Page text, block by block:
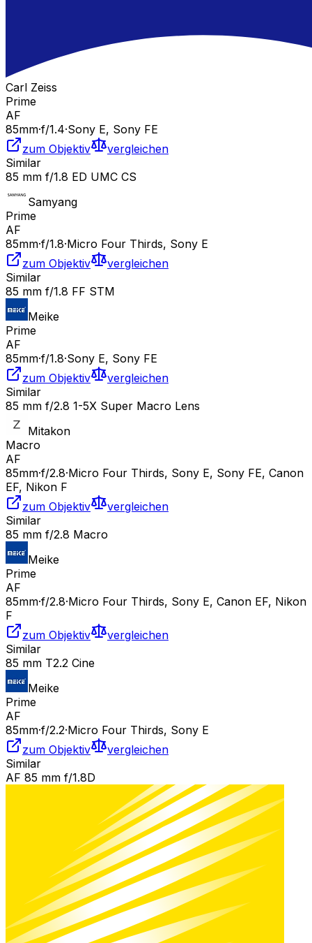
Carl Zeiss
Prime
AF
85mm·f/1.4·Sony E, Sony FE
zum Objektiv
vergleichen
Similar
85 mm f/1.8 ED UMC CS
Samyang
Prime
AF
85mm·f/1.8·Micro Four Thirds, Sony E
zum Objektiv
vergleichen
Similar
85 mm f/1.8 FF STM
Meike
Prime
AF
85mm·f/1.8·Sony E, Sony FE
zum Objektiv
vergleichen
Similar
85 mm f/2.8 1-5X Super Macro Lens
Mitakon
Macro
AF
85mm·f/2.8·Micro Four Thirds, Sony E, Sony FE, Canon
EF, Nikon F
zum Objektiv
vergleichen
Similar
85 mm f/2.8 Macro
Meike
Prime
AF
85mm·f/2.8·Micro Four Thirds, Sony E, Canon EF, Nikon
F
zum Objektiv
vergleichen
Similar
85 mm T2.2 Cine
Meike
Prime
AF
85mm·f/2.2·Micro Four Thirds, Sony E
zum Objektiv
vergleichen
Similar
AF 85 mm f/1.8D